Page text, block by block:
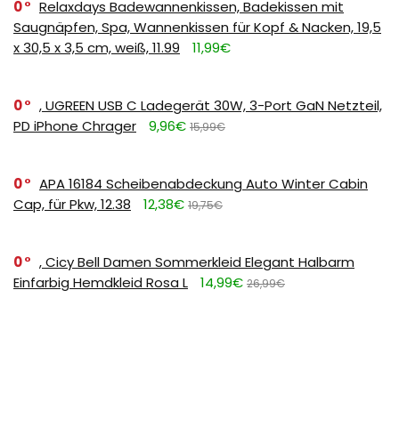
0
Relaxdays Badewannenkissen, Badekissen mit
Saugnäpfen, Spa, Wannenkissen für Kopf & Nacken, 19,5
x 30,5 x 3,5 cm, weiß, 11.99
11,99€
0
, UGREEN USB C Ladegerät 30W, 3-Port GaN Netzteil,
PD iPhone Chrager
9,96€ 15,99€
0
APA 16184 Scheibenabdeckung Auto Winter Cabin
Cap, für Pkw, 12.38
12,38€ 19,75€
0
, Cicy Bell Damen Sommerkleid Elegant Halbarm
Einfarbig Hemdkleid Rosa L
14,99€ 26,99€